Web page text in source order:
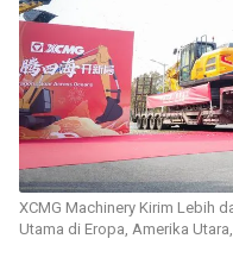
XCMG Machinery Kirim Lebih
Utama di Eropa, Amerika